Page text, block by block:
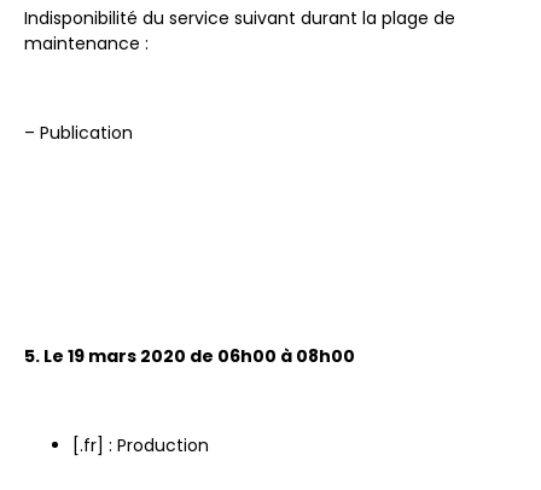
Indisponibilité du service suivant durant la plage de
maintenance :
– Publication
5. Le 19 mars 2020 de 06h00 à 08h00
[.fr] : Production